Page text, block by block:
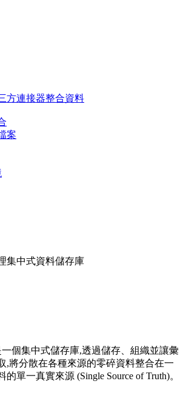
方連接器整合資料
案
集中式資料儲存庫
一個集中式儲存庫,透過儲存、組織並讓彙
,將分散在各種來源的零碎資料整合在一
單一真實來源 (Single Source of Truth)。